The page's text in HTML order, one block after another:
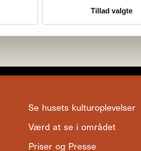
Tillad valgte
Sonorous Scandinavia
Se husets kulturoplevelser
Værd at se i området
Priser og Presse